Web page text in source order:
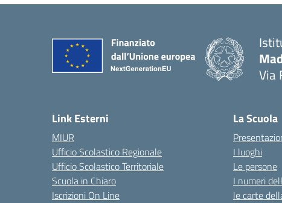
Via
Link Esterni
MIUR
Ufficio Scolastico Regionale
Ufficio Scolastico Territoriale
Scuola in Chiaro
Iscrizioni On Line
La Scuola
I luoghi
Le persone
I numeri
le carte